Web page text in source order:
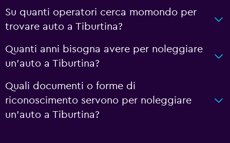
Su quanti operatori cerca momondo per
trovare auto a Tiburtina?
Quanti anni bisogna avere per noleggiare
un'auto a Tiburtina?
Quali documenti o forme di
riconoscimento servono per noleggiare
un'auto a Tiburtina?